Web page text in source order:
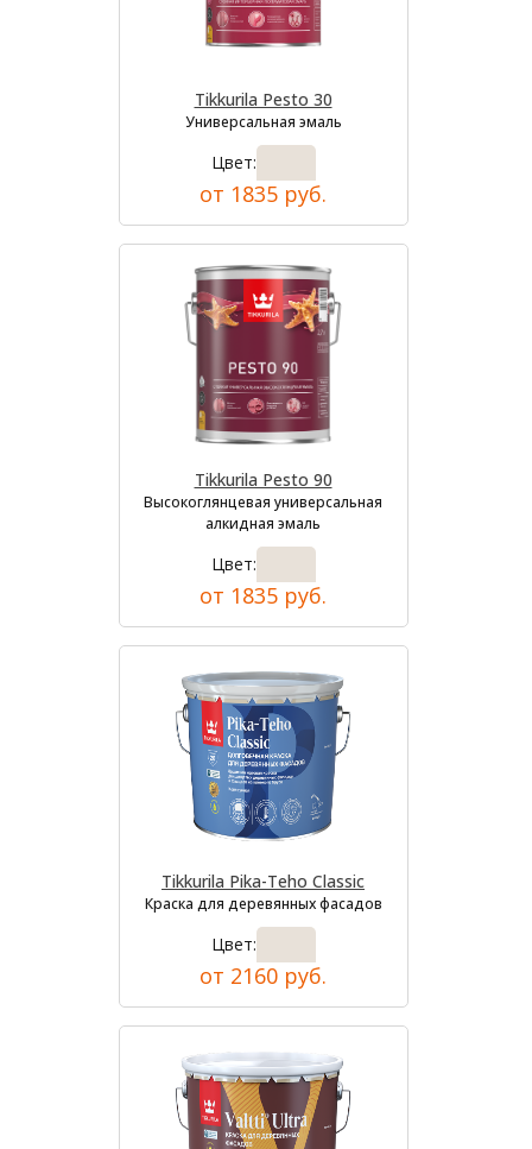
Tikkurila Pesto 30
Универсальная эмаль
Цвет:
от 1835 руб.
Tikkurila Pesto 90
Высокоглянцевая универсальная
алкидная эмаль
Цвет:
от 1835 руб.
Tikkurila Pika-Teho Classic
Краска для деревянных фасадов
Цвет:
от 2160 руб.